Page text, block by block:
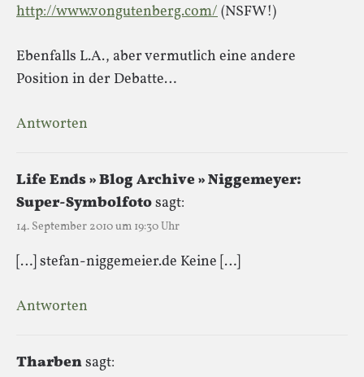
http://www.vongutenberg.com/(NSFW!)
Ebenfalls L.A., aber vermutlich eine andere
Position in der Debatte…
Antworten
Life Ends » Blog Archive » Niggemeyer:
Super-Symbolfotosagt:
14. September 2010 um 19:30 Uhr
[…] stefan-niggemeier.de Keine […]
Antworten
Tharbensagt: